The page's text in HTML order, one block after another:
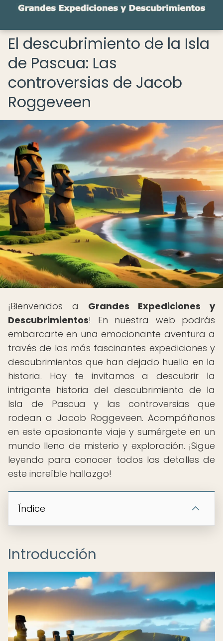
El descubrimiento de la Isla
de Pascua: Las
controversias de Jacob
Roggeveen
¡Bienvenidos a Grandes Expediciones y
Descubrimientos! En nuestra web podrás
embarcarte en una emocionante aventura a
través de las más fascinantes expediciones y
descubrimientos que han dejado huella en la
historia. Hoy te invitamos a descubrir la
intrigante historia del descubrimiento de la
Isla de Pascua y las controversias que
rodean a Jacob Roggeveen. Acompáñanos
en este apasionante viaje y sumérgete en un
mundo lleno de misterio y exploración. ¡Sigue
leyendo para conocer todos los detalles de
este increíble hallazgo!
Índice
Introducción